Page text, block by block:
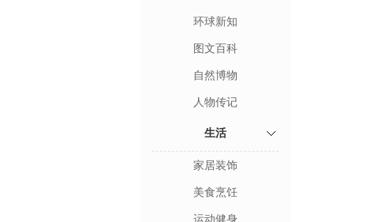
环球新知
图文百科
自然博物
人物传记
生活
家居装饰
美食烹饪
运动健身